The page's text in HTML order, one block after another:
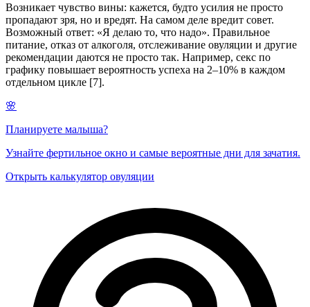
Возникает чувство вины: кажется, будто усилия не просто
пропадают зря, но и вредят. На самом деле вредит совет.
Возможный ответ: «Я делаю то, что надо». Правильное
питание, отказ от алкоголя, отслеживание овуляции и другие
рекомендации даются не просто так. Например, секс по
графику повышает вероятность успеха на 2–10% в каждом
отдельном цикле [7].
🌸
Планируете малыша?
Узнайте фертильное окно и самые вероятные дни для зачатия.
Открыть калькулятор овуляции